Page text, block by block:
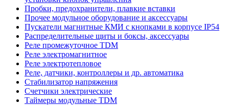
Пробки, предохранители, плавкие вставки
Прочее модульное оборудование и аксессуары
Пускатели магнитные КМИ с кнопками в корпусе IP54
Распределительные щиты и боксы, аксессуары
Реле промежуточное TDM
Реле электромагнитное
Реле электротепловое
Реле, датчики, контроллеры и др. автоматика
Стабилизатор напряжения
Счетчики электрические
Таймеры модульные TDM